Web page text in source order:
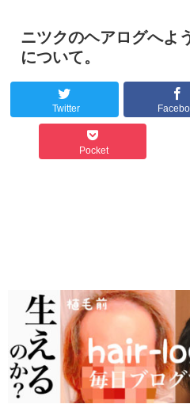
ニツクのヘアログへよ
について。
Twitter
Pocket